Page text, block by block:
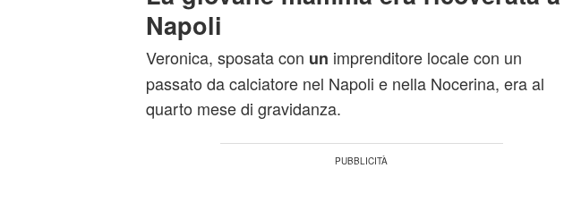
Napoli
Veronica, sposata con un imprenditore locale con un
passato da calciatore nel Napoli e nella Nocerina, era al
quarto mese di gravidanza.